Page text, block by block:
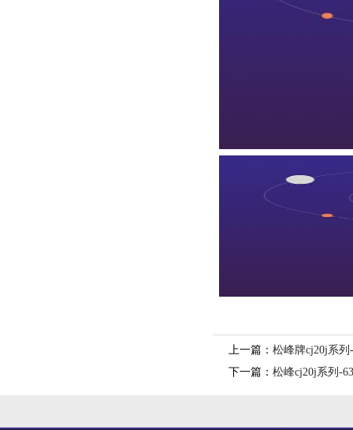
上一篇： 松峰牌cj20j系列
下一篇： 松峰cj20j系列-